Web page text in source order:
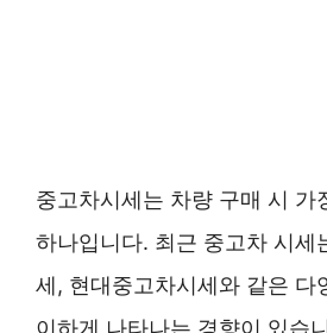
중고차시세는 차량 구매 시 가
하나입니다. 최근 중고차 시세
세, 현대중고차시세와 같은 다
이하게 나타나는 경향이 있습